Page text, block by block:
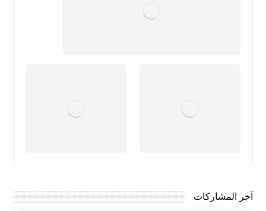
آخر المشاركات